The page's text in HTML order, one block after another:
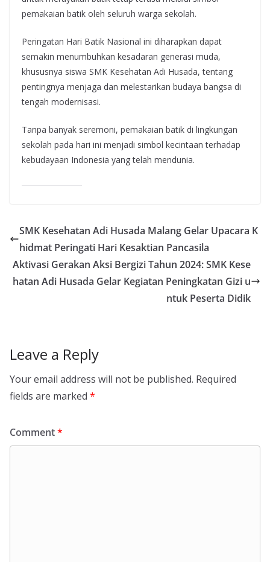
pemakaian batik oleh seluruh warga sekolah.
Peringatan Hari Batik Nasional ini diharapkan dapat
semakin menumbuhkan kesadaran generasi muda,
khususnya siswa SMK Kesehatan Adi Husada, tentang
pentingnya menjaga dan melestarikan budaya bangsa di
tengah modernisasi.
Tanpa banyak seremoni, pemakaian batik di lingkungan
sekolah pada hari ini menjadi simbol kecintaan terhadap
kebudayaan Indonesia yang telah mendunia.
SMK Kesehatan Adi Husada Malang Gelar Upacara K
hidmat Peringati Hari Kesaktian Pancasila
Aktivasi Gerakan Aksi Bergizi Tahun 2024: SMK Kese
hatan Adi Husada Gelar Kegiatan Peningkatan Gizi u
ntuk Peserta Didik
Leave a Reply
Your email address will not be published. Required
fields are marked *
Comment*